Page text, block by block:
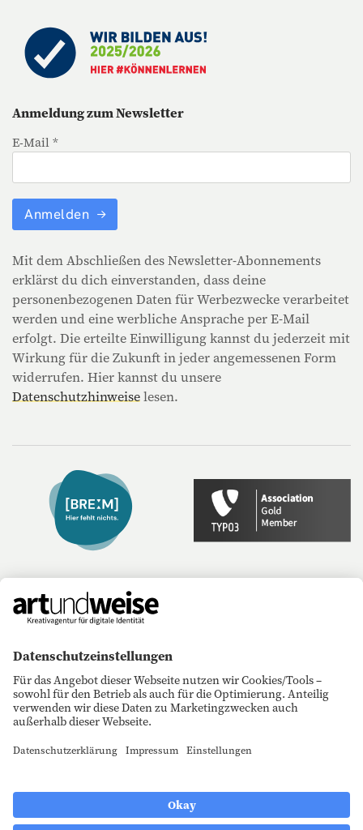
Anmeldung zum Newsletter
E-Mail *
Anmelden
Mit dem Abschließen des Newsletter-Abonnements
erklärst du dich einverstanden, dass deine
personenbezogenen Daten für Werbezwecke verarbeitet
werden und eine werbliche Ansprache per E-Mail
erfolgt. Die erteilte Einwilligung kannst du jederzeit mit
Wirkung für die Zukunft in jeder angemessenen Form
widerrufen. Hier kannst du unsere
Datenschutzhinweiselesen.